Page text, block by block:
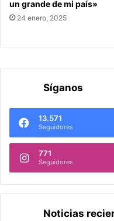
un grande de mi país»
24 enero, 2025
Síganos
13.571
Seguidores
771
Seguidores
Noticias